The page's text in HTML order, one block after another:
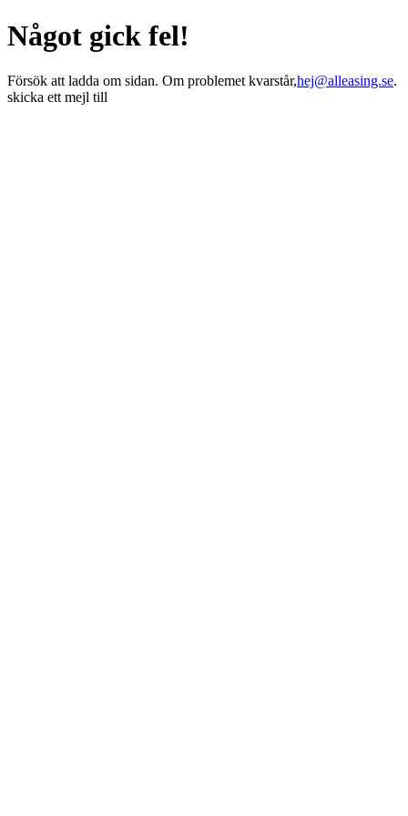
Något gick fel!
Försök att ladda om sidan. Om problemet kvarstår,hej@alleasing.se.
skicka ett mejl till